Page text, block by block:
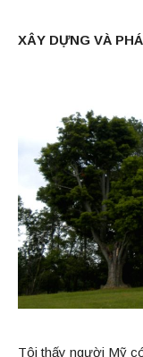
XÂY DỰNG VÀ
Tôi thấy người Mỹ